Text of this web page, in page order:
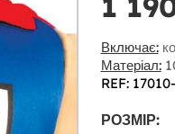
Включає:
Матеріал:
REF:
РОЗМІР: